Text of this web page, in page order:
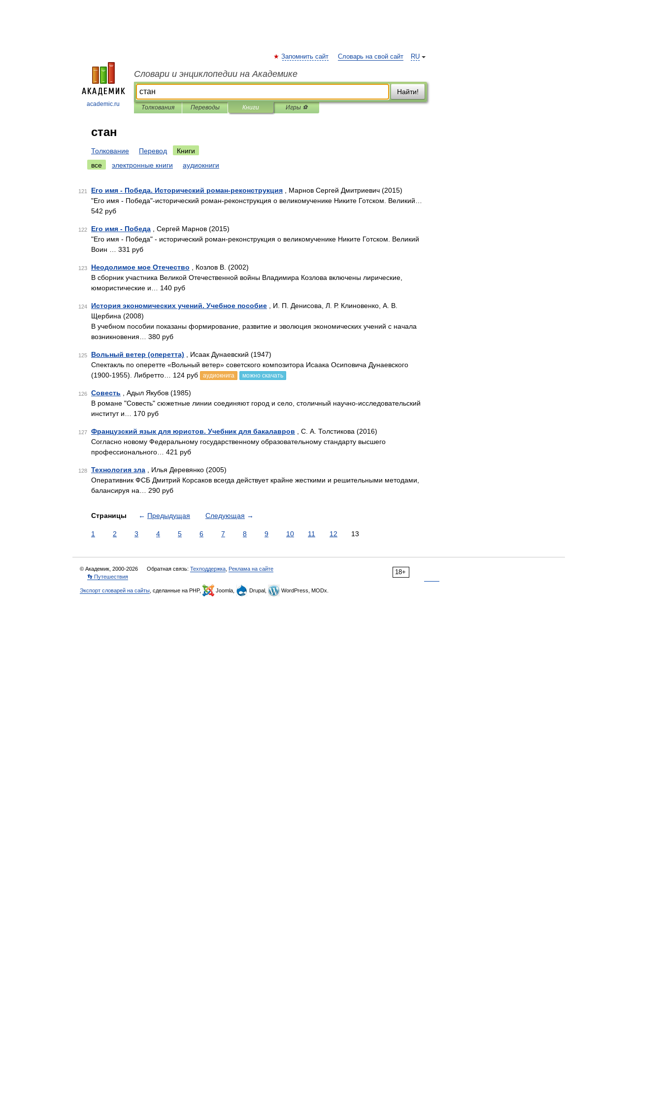
academic.ru
RU
Запомнить сайт Словарь на свой сайт
Словари и энциклопедии на Академике
Найти!
Толкования Переводы Книги Игры ⚽
стан
Толкование Перевод
Книги
все
электронные книги аудиокниги
121 Его имя - Победа. Исторический роман-реконструкция , Марнов Сергей Дмитриевич (2015)
"Его имя - Победа"-исторический роман-реконструкция о великомученике Никите Готском. Великий…
542 руб
122 Его имя - Победа , Сергей Марнов (2015)
"Его имя - Победа" - исторический роман-реконструкция о великомученике Никите Готском. Великий
Воин … 331 руб
123 Неодолимое мое Отечество , Козлов В. (2002)
В сборник участника Великой Отечественной войны Владимира Козлова включены лирические,
юмористические и… 140 руб
124 История экономических учений. Учебное пособие , И. П. Денисова, Л. Р. Клиновенко, А. В.
Щербина (2008)
В учебном пособии показаны формирование, развитие и эволю­ция экономических учений с начала
возникновения… 380 руб
125 Вольный ветер (оперетта) , Исаак Дунаевский (1947)
Спектакль по оперетте «Вольный ветер» советского композитора Исаака Осиповича Дунаевского
(1900-1955). Либретто… 124 руб
аудиокнига можно скачать
126 Совесть , Адыл Якубов (1985)
В романе "Совесть" сюжетные линии соединяют город и село, столичный научно-исследовательский
институт и… 170 руб
127 Французский язык для юристов. Учебник для бакалавров , С. А. Толстикова (2016)
Согласно новому Федеральному государственному образовательному стан­дарту высшего
профессионального… 421 руб
128 Технология зла , Илья Деревянко (2005)
Оперативник ФСБ Дмитрий Корсаков всегда действует крайне жесткими и решительными методами,
балансируя на… 290 руб
Страницы ← Предыдущая Следующая →
1 2 3 4 5 6 7 8 9 10 11 12 13
18+
© Академик, 2000-2026 Обратная связь: Техподдержка Реклама на сайте
👣 Путешествия
Экспорт словарей на сайты , сделанные на PHP, Joomla, Drupal, WordPress, MODx.